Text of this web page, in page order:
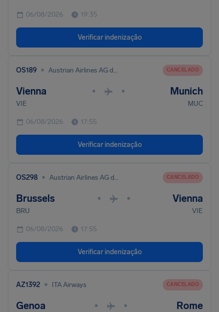
06/08/2026 19:35
Verificar indenização
OS189 • Austrian Airlines AG dba Austrian CANCELADO
Vienna • • Munich
VIE MUC
06/08/2026 17:55
Verificar indenização
OS298 • Austrian Airlines AG dba Austrian CANCELADO
Brussels • • Vienna
BRU VIE
06/08/2026 17:55
Verificar indenização
AZ1392 • ITA Airways CANCELADO
Genoa • • Rome